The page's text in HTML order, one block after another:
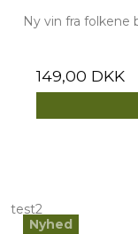
Ny vin fra folkene
149,00 DKK
Nyhed
test2